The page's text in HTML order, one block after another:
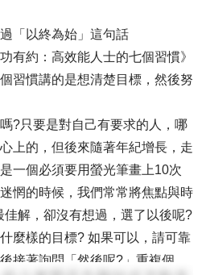
「以終為始」這句話
有約：高效能人士的七個習慣》
習慣講的是想清楚目標，然後努
?只要是對自己有要求的人，哪
上的，但後來隨著年紀增長，走
一個必須要用螢光筆畫上10次
惘的時候，我們常常將焦點與時
解，卻沒有想過，選了以後呢?
麼樣的目標? 如果可以，請可靠
接著詢問「然後呢?」重複個